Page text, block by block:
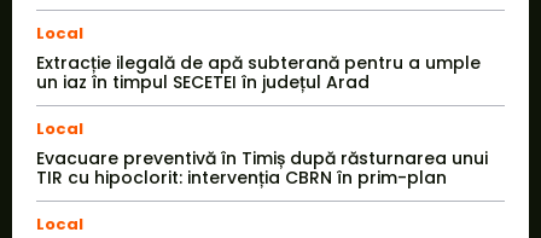
Local
Extracție ilegală de apă subterană pentru a umple
un iaz în timpul SECETEI în județul Arad
Local
Evacuare preventivă în Timiș după răsturnarea unui
TIR cu hipoclorit: intervenția CBRN în prim-plan
Local